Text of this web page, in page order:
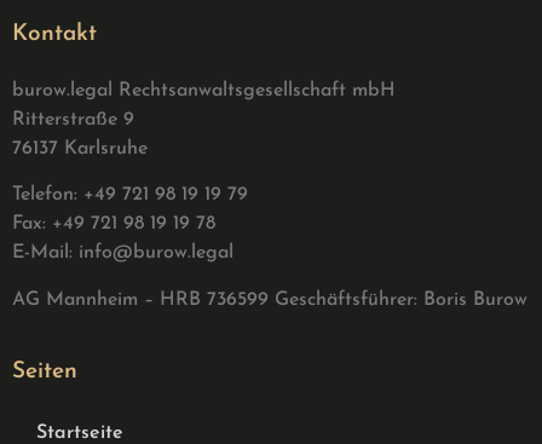
Kontakt
burow.legal Rechtsanwaltsgesellschaft mbH
Ritterstraße 9
76137 Karlsruhe
Telefon: +49 721 98 19 19 79
Fax: +49 721 98 19 19 78
E-Mail: info@burow.legal
AG Mannheim – HRB 736599 Geschäftsführer: Boris Burow
Seiten
Startseite